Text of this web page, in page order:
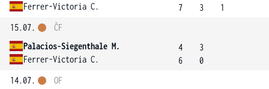
Ferrer-Victoria C.
7
3
1
15.07.
Palacios-Siegenthale M.
Ferrer-Victoria C.
ČF
4
6
3
0
14.07.
OF